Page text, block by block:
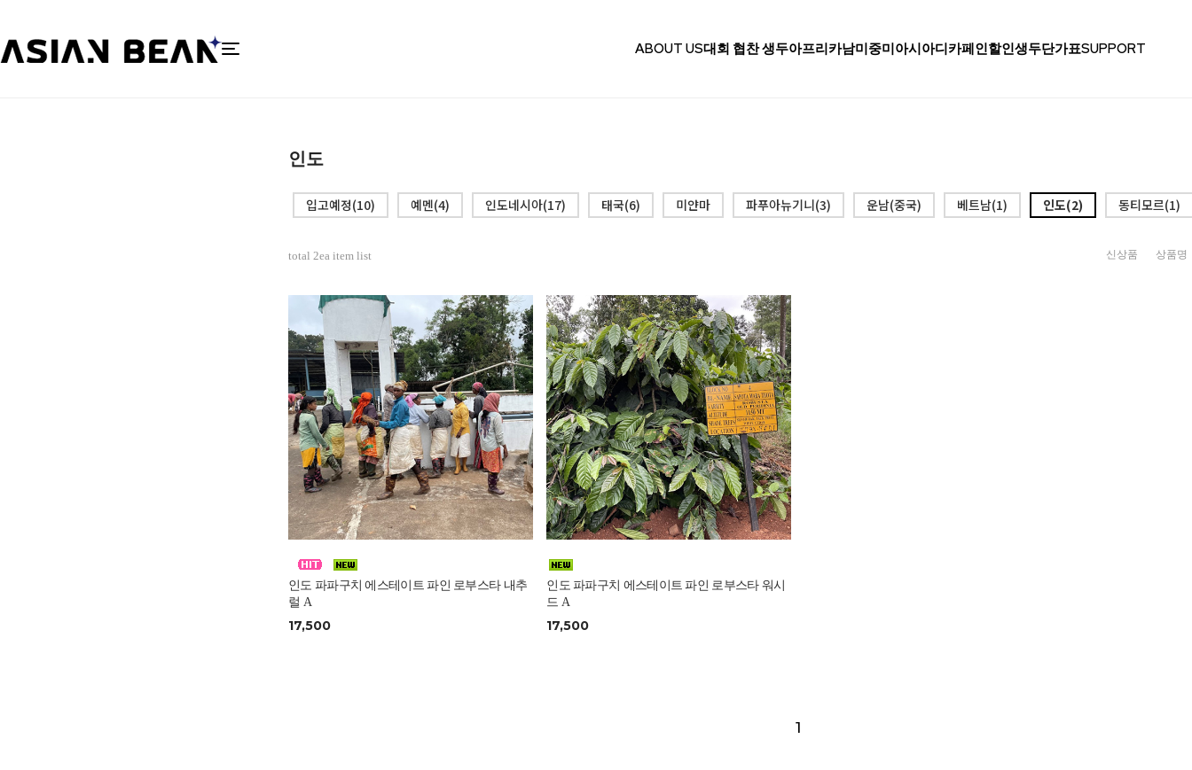
ABOUT US대회 협찬 생두아프리카남미중미아시아디카페인할인생두단가표SUPPORT
인도
입고예정(10) 예멘(4) 인도네시아(17) 태국(6) 미얀마 파푸아뉴기니(3) 운남(중국) 베트남(1) 인도(2) 동티모르(1)
total 2ea item list 신상품 상품명
인도 파파구치 에스테이트 파인 로부스타 내추
럴 A
17,500
인도 파파구치 에스테이트 파인 로부스타 워시
드 A
17,500
1